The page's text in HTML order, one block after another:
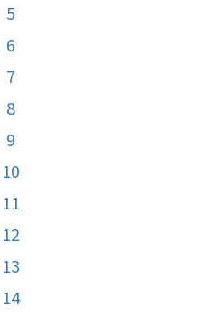
5
6
7
8
9
10
11
12
13
14